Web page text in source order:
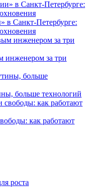
в Санкт-Петербурге:
инженером за три
больше технологий
как работают